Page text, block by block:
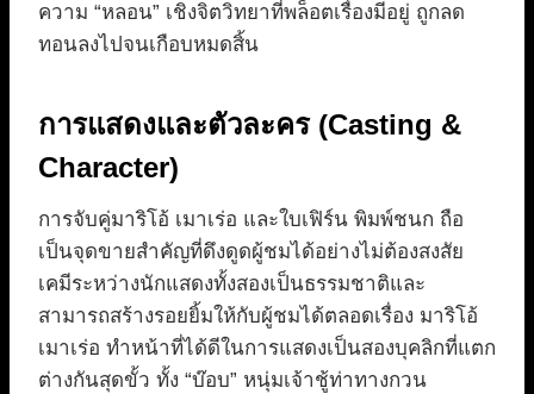
ความ “หลอน” เชิงจิตวิทยาที่พล็อตเรื่องมีอยู่ ถูกลด
ทอนลงไปจนเกือบหมดสิ้น
การแสดงและตัวละคร (Casting &
Character)
การจับคู่มาริโอ้ เมาเร่อ และใบเฟิร์น พิมพ์ชนก ถือ
เป็นจุดขายสำคัญที่ดึงดูดผู้ชมได้อย่างไม่ต้องสงสัย
เคมีระหว่างนักแสดงทั้งสองเป็นธรรมชาติและ
สามารถสร้างรอยยิ้มให้กับผู้ชมได้ตลอดเรื่อง มาริโอ้
เมาเร่อ ทำหน้าที่ได้ดีในการแสดงเป็นสองบุคลิกที่แตก
ต่างกันสุดขั้ว ทั้ง “บ๊อบ” หนุ่มเจ้าชู้ท่าทางกวน